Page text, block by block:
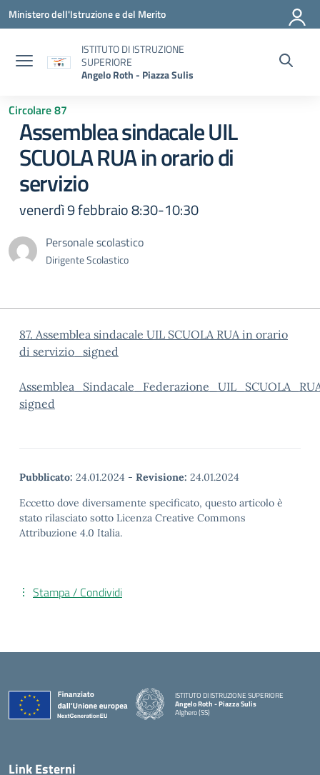
Vai ai contenuti
Vai al menu di navigazione
Vai al footer
Ministero dell'Istruzione e del Merito
ISTITUTO DI ISTRUZIONE
SUPERIORE
Angelo Roth - Piazza Sulis
Circolare 87
Assemblea sindacale UIL
SCUOLA RUA in orario di
servizio
venerdì 9 febbraio 8:30-10:30
Personale scolastico
Dirigente Scolastico
87. Assemblea sindacale UIL SCUOLA RUA in orario
di servizio_signed
signed
Pubblicato: 24.01.2024 - Revisione: 24.01.2024
Eccetto dove diversamente specificato, questo articolo è
stato rilasciato sotto Licenza Creative Commons
Attribuzione 4.0 Italia.
Stampa / Condividi
ISTITUTO DI ISTRUZIONE SUPERIORE
Angelo Roth - Piazza Sulis
Alghero (SS)
— Visita la pagina iniziale della scuola
Link Esterni